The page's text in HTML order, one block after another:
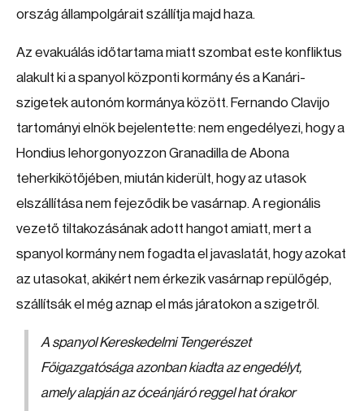
ország állampolgárait szállítja majd haza.
Az evakuálás időtartama miatt szombat este konfliktus
alakult ki a spanyol központi kormány és a Kanári-
szigetek autonóm kormánya között. Fernando Clavijo
tartományi elnök bejelentette: nem engedélyezi, hogy a
Hondius lehorgonyozzon Granadilla de Abona
teherkikötőjében, miután kiderült, hogy az utasok
elszállítása nem fejeződik be vasárnap. A regionális
vezető tiltakozásának adott hangot amiatt, mert a
spanyol kormány nem fogadta el javaslatát, hogy azokat
az utasokat, akikért nem érkezik vasárnap repülőgép,
szállítsák el még aznap el más járatokon a szigetről.
A spanyol Kereskedelmi Tengerészet
Főigazgatósága azonban kiadta az engedélyt,
amely alapján az óceánjáró reggel hat órakor